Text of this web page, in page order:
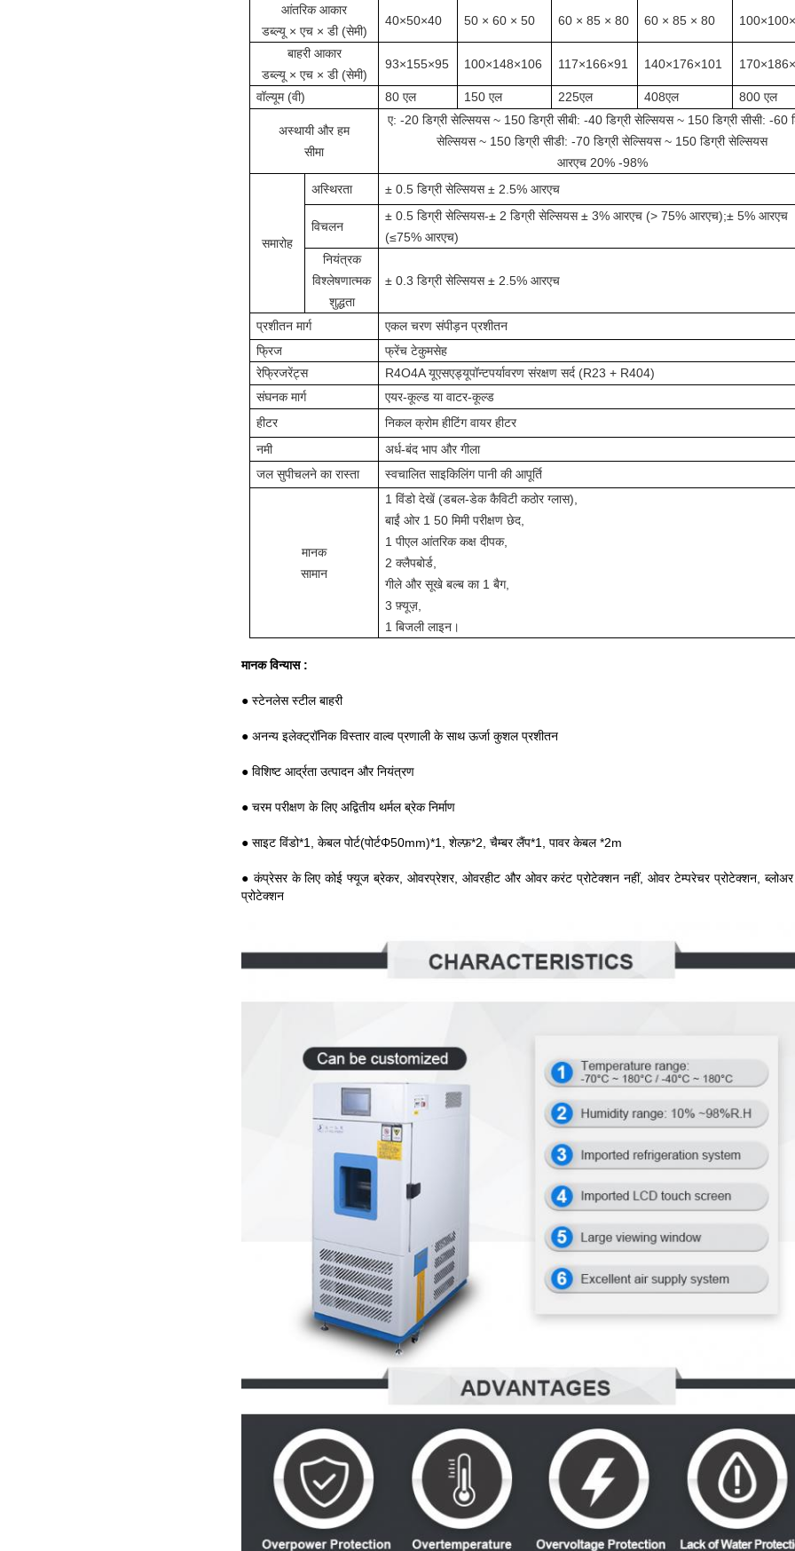
आंतरिक आकार
डब्ल्यू × एच × डी (सेमी)
40×50×40 50 × 60 × 50 60 × 85 × 80 60 × 85 × 80
बाहरी आकार
डब्ल्यू × एच × डी (सेमी)
93×155×95 100×148×106 117×166×91 140×176×101
वॉल्यूम (वी) 80 एल 150 एल 225एल 408एल 800 एल
अस्थायी और हम
सीमा
ए: -20 डिग्री सेल्सियस ~ 150 डिग्री सीबी: -40 डिग्री सेल्सियस ~ 150 डिग्री सीसी: -60
सेल्सियस ~ 150 डिग्री सीडी: -70 डिग्री सेल्सियस ~ 150 डिग्री सेल्सियस
आरएच 20% -98%
समारोह
अस्थिरता ± 0.5 डिग्री सेल्सियस ± 2.5% आरएच
विचलन
± 0.5 डिग्री सेल्सियस-± 2 डिग्री सेल्सियस ± 3% आरएच (> 75% आरएच);± 5% आरएच
(≤75% आरएच)
नियंत्रक
विश्लेषणात्मक
शुद्धता
± 0.3 डिग्री सेल्सियस ± 2.5% आरएच
प्रशीतन मार्ग
एकल चरण संपीड़न प्रशीतन
फ्रिज
फ्रेंच टेकुमसेह
रेफ्रिजरेंट्स
R4O4A यूएसएड्यूपॉन्टपर्यावरण संरक्षण सर्द (R23 + R404)
संघनक मार्ग
एयर-कूल्ड या वाटर-कूल्ड
हीटर
निकल क्रोम हीटिंग वायर हीटर
नमी
अर्ध-बंद भाप और गीला
जल सुपीचलने का रास्ता स्वचालित साइकिलिंग पानी की आपूर्ति
मानक
सामान
1 विंडो देखें (डबल-डेक कैविटी कठोर ग्लास),
बाईं ओर 1 50 मिमी परीक्षण छेद,
1 पीएल आंतरिक कक्ष दीपक,
2 क्लैपबोर्ड,
गीले और सूखे बल्ब का 1 बैग,
3 फ़्यूज़,
1 बिजली लाइन।
मानक विन्यास :
● स्टेनलेस स्टील बाहरी
● अनन्य इलेक्ट्रॉनिक विस्तार वाल्व प्रणाली के साथ ऊर्जा कुशल प्रशीतन
● विशिष्ट आर्द्रता उत्पादन और नियंत्रण
● चरम परीक्षण के लिए अद्वितीय थर्मल ब्रेक निर्माण
● साइट विंडो*1, केबल पोर्ट(पोर्टΦ50mm)*1, शेल्फ़*2, चैम्बर लैंप*1, पावर केबल *2m
● कंप्रेसर के लिए कोई फ्यूज ब्रेकर, ओवरप्रेशर, ओवरहीट और ओवर करंट प्रोटेक्शन नहीं, ओवर टेम्परेचर प्रोटेक्शन, ब्लोअर
प्रोटेक्शन